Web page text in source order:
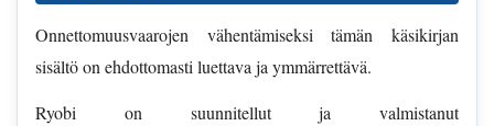
Onnettomuusvaarojen vähentämiseksi tämän käsikirjan
sisältö on ehdottomasti luettava ja ymmärrettävä.
Ryobi on suunnitellut ja valmistanut